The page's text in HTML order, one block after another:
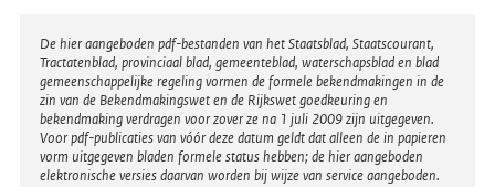
Disclaimer
De hier aangeboden pdf-bestanden van het Staatsblad, Staatscourant,
Tractatenblad, provinciaal blad, gemeenteblad, waterschapsblad en blad
gemeenschappelijke regeling vormen de formele bekendmakingen in de
zin van de Bekendmakingswet en de Rijkswet goedkeuring en
bekendmaking verdragen voor zover ze na 1 juli 2009 zijn uitgegeven.
Voor pdf-publicaties van vóór deze datum geldt dat alleen de in papieren
vorm uitgegeven bladen formele status hebben; de hier aangeboden
elektronische versies daarvan worden bij wijze van service aangeboden.